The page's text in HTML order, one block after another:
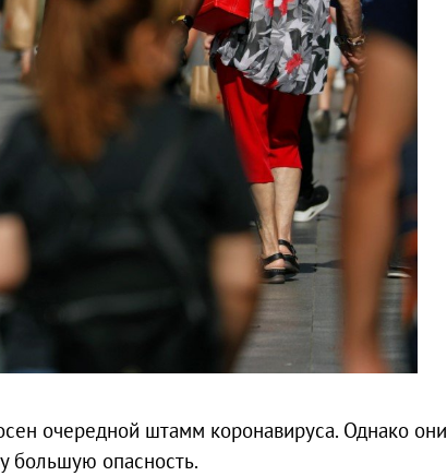
очередной штамм коронавируса. Однако они
большую опасность.